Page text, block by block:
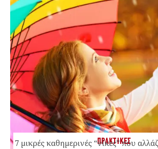
ΠΡΑΚΤΙΚΕΣ
7 μικρές καθημερινές “νίκες” που